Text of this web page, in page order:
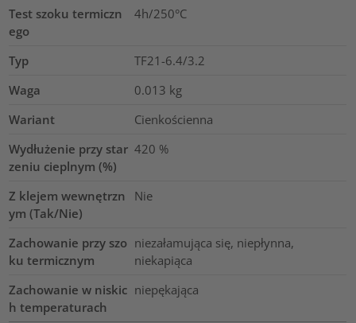
Test szoku termiczn
ego
4h/250°C
Typ
TF21-6.4/3.2
Waga
0.013 kg
Wariant
Cienkościenna
Wydłużenie przy star
zeniu cieplnym (%)
420 %
Z klejem wewnętrzn
ym (Tak/Nie)
Nie
Zachowanie przy szo
ku termicznym
niezałamująca się, niepłynna,
niekapiąca
Zachowanie w niskic
h temperaturach
niepękająca